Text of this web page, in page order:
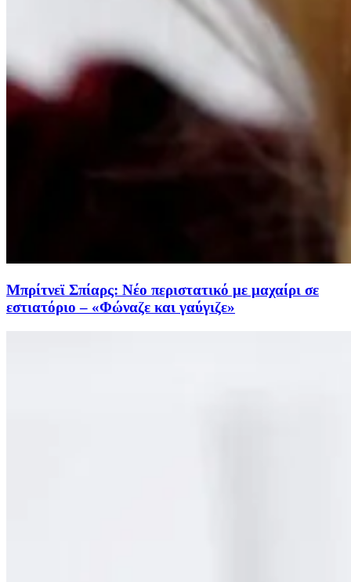
Μπρίτνεϊ Σπίαρς: Νέο περιστατικό με μαχαίρι σε
εστιατόριο – «Φώναζε και γαύγιζε»